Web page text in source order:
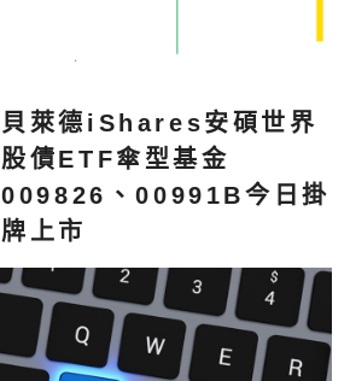
貝萊德iShares安碩世界
股債ETF傘型基金
009826、00991B今日掛
牌上市